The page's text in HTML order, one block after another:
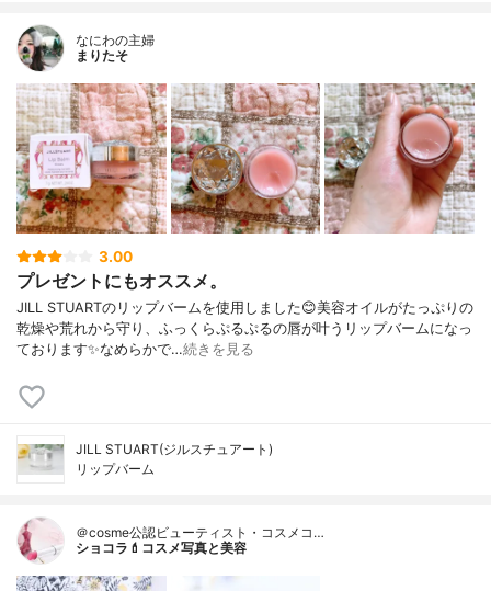
なにわの主婦
まりたそ
3.00
プレゼントにもオススメ。
JILL STUARTのリップバームを使用しました😊美容オイルがたっぷりの
乾燥や荒れから守り、ふっくらぷるぷるの唇が叶うリップバームになっ
ております✨なめらかで…続きを見る
JILL STUART(ジルスチュアート)
リップバーム
＠cosme公認ビューティスト・コスメコ…
ショコラ💄コスメ写真と美容